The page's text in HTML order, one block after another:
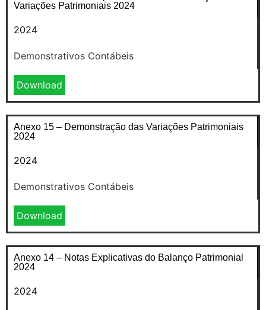
Variações Patrimoniais 2024
2024
Demonstrativos Contábeis
Download
Anexo 15 – Demonstração das Variações Patrimoniais
2024
2024
Demonstrativos Contábeis
Download
Anexo 14 – Notas Explicativas do Balanço Patrimonial
2024
2024